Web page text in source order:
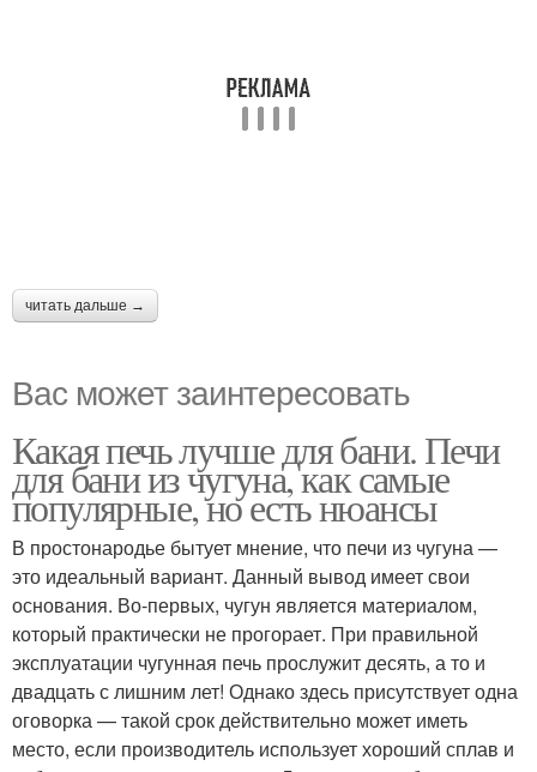
читать дальше →
Вас может заинтересовать
Какая печь лучше для бани. Печи
для бани из чугуна, как самые
популярные, но есть нюансы
В простонародье бытует мнение, что печи из чугуна —
это идеальный вариант. Данный вывод имеет свои
основания. Во-первых, чугун является материалом,
который практически не прогорает. При правильной
эксплуатации чугунная печь прослужит десять, а то и
двадцать с лишним лет! Однако здесь присутствует одна
оговорка — такой срок действительно может иметь
место, если производитель использует хороший сплав и